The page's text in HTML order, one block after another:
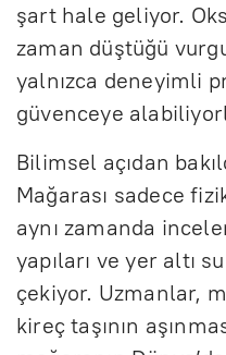
şart hale geliyor.
zaman düştüğü
yalnızca deneyimli
güvenceye
Bilimsel açıdan
Mağarası sadece
aynı zamanda
yapıları ve yer altı
çekiyor. Uzmanlar,
kireç taşının